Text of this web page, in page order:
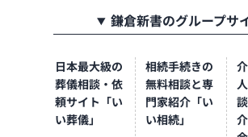
鎌倉新書のグループサ
日本最大級の
葬儀相談・依
頼サイト「い
い葬儀」
相続手続きの
無料相談と専
門家紹介「い
い相続」